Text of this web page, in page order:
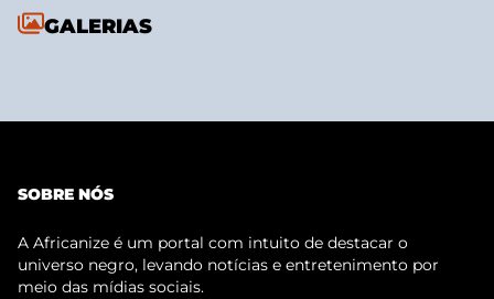
GALERIAS
SOBRE NÓS
A Africanize é um portal com intuito de destacar o
universo negro, levando notícias e entretenimento por
meio das mídias sociais.